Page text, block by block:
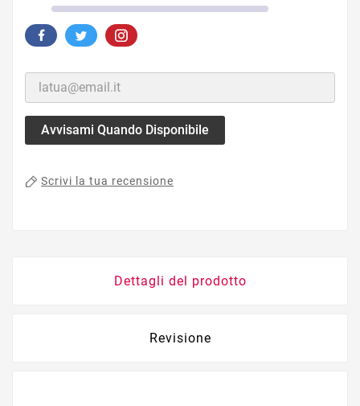
Avvisami Quando Disponibile
Scrivi la tua recensione
Dettagli del prodotto
Revisione